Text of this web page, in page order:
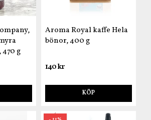
470 g
Aroma Royal kaffe Hela
bönor, 400 g
140 kr
KÖP